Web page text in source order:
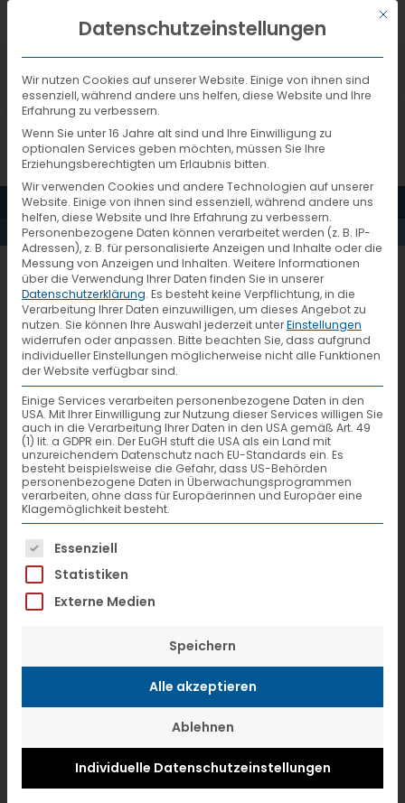
DEUTSCH
MENÜ
EINTRAG
Ihr VTL-Systempartner:
Bayern Express Spedition
Ernst Mayer GmbH
Wallersdorfer Str. 19-21
DE-94431 Pilsting-Ganacker
Telefon +49 9953 736
Telefax +49 9953 738
bayern-express-spedition.de
info@bayern-express-spedition.de
04941
Sie sehen gerade einen Platzhalterinhalt von
Google Maps API. Um auf den eigentlichen Inhalt
zuzugreifen, klicken Sie auf den Button unten. Bitte
beachten Sie, dass dabei Daten an Drittanbieter
Mit
Datenschutzeinstellungen
Wir nutzen Cookies auf unserer Website. Einige von ihnen sind
essenziell, während andere uns helfen, diese Website und Ihre
Erfahrung zu verbessern.
Wenn Sie unter 16 Jahre alt sind und Ihre Einwilligung zu
optionalen Services geben möchten, müssen Sie Ihre
Erziehungsberechtigten um Erlaubnis bitten.
Wir verwenden Cookies und andere Technologien auf unserer
Website. Einige von ihnen sind essenziell, während andere uns
helfen, diese Website und Ihre Erfahrung zu verbessern.
Personenbezogene Daten können verarbeitet werden (z. B. IP-
Adressen), z. B. für personalisierte Anzeigen und Inhalte oder die
Messung von Anzeigen und Inhalten. Weitere Informationen
über die Verwendung Ihrer Daten finden Sie in unserer
Datenschutzerklärung. Es besteht keine Verpflichtung, in die
Verarbeitung Ihrer Daten einzuwilligen, um dieses Angebot zu
nutzen. Sie können Ihre Auswahl jederzeit unterEinstellungen
widerrufen oder anpassen. Bitte beachten Sie, dass aufgrund
individueller Einstellungen möglicherweise nicht alle Funktionen
der Website verfügbar sind.
Einige Services verarbeiten personenbezogene Daten in den
USA. Mit Ihrer Einwilligung zur Nutzung dieser Services willigen Sie
auch in die Verarbeitung Ihrer Daten in den USA gemäß Art. 49
(1) lit. a GDPR ein. Der EuGH stuft die USA als ein Land mit
unzureichendem Datenschutz nach EU-Standards ein. Es
besteht beispielsweise die Gefahr, dass US-Behörden
personenbezogene Daten in Überwachungsprogrammen
verarbeiten, ohne dass für Europäerinnen und Europäer eine
Klagemöglichkeit besteht.
Es folgt eine Liste der Service-Gruppen,
Essenziell
Statistiken
Externe Medien
Speichern
Alle akzeptieren
Ablehnen
Individuelle Datenschutzeinstellungen